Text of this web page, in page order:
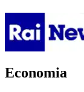
Economia